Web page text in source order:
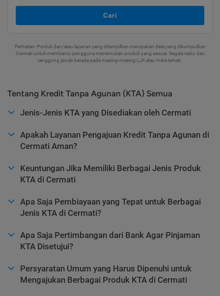
Cari
Perhatian: Produk dan/atau layanan yang ditampilkan merupakan data yang dikumpulkan
Cermati untuk membantu pengguna menemukan produk yang sesuai. Segala risiko dan
tanggung jawab berada pada masing-masing LJK atau mitra terkait.
Tentang Kredit Tanpa Agunan (KTA) Semua
Jenis-Jenis KTA yang Disediakan oleh Cermati
Apakah Layanan Pengajuan Kredit Tanpa Agunan di
Cermati Aman?
Keuntungan Jika Memiliki Berbagai Jenis Produk
KTA di Cermati
Apa Saja Pembiayaan yang Tepat untuk Berbagai
Jenis KTA di Cermati?
Apa Saja Pertimbangan dari Bank Agar Pinjaman
KTA Disetujui?
Persyaratan Umum yang Harus Dipenuhi untuk
Mengajukan Berbagai Produk KTA di Cermati